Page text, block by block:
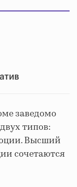
заведомо
типов:
Высший
сочетаются